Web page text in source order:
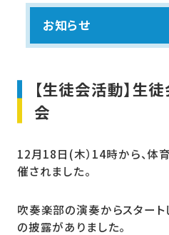
お知らせ
【生徒会活動】生
会
12月18日(木）14時から、体
催されました。
吹奏楽部の演奏からスタート
の披露がありました。